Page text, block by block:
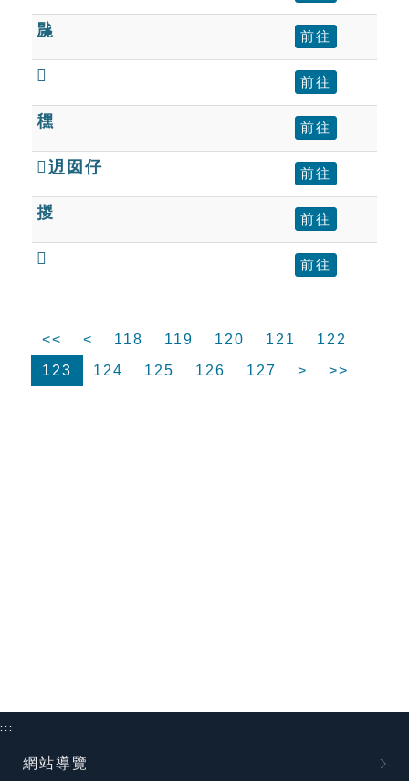
䖙 前往
 前往
䆀 前往
迌囡仔 前往
㨑 前往
 前往
<< < 118 119 120 121
122
123
124 125 126 127 > >>
:::
網站導覽